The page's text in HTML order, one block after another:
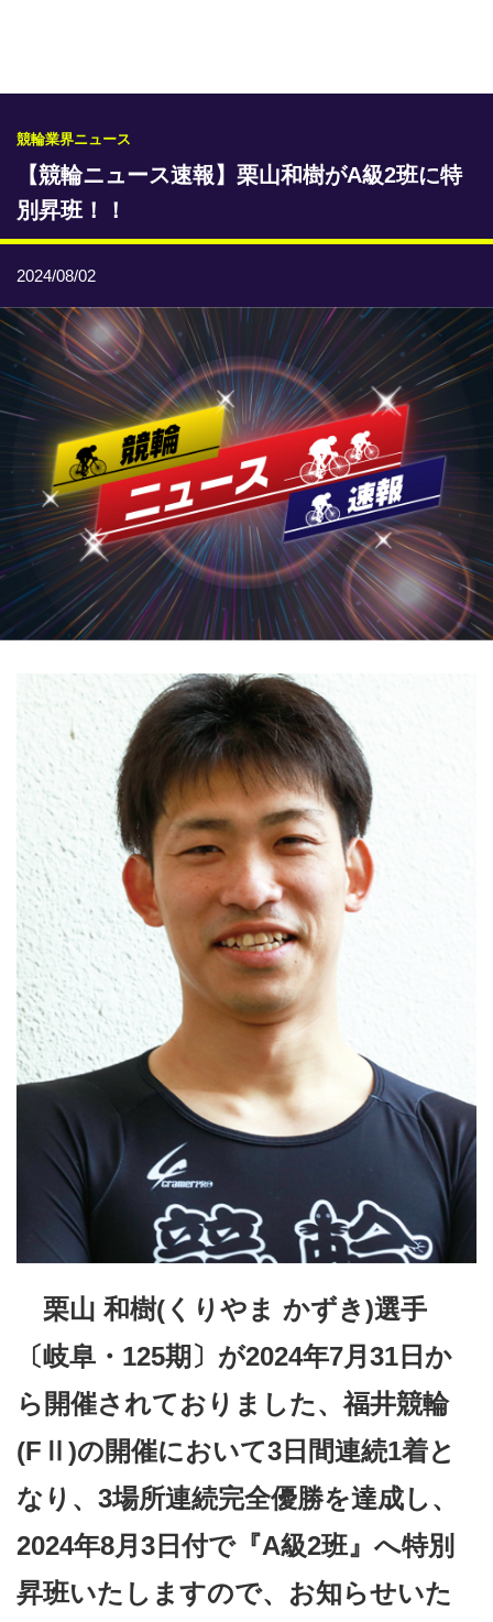
レース情報
本日のおすすめレース
年間開催予定表
トリマクリオリジナル予想
トリマクリコラム
お知らせ
番記者とくダネ！
選手ランキング
競輪場ガイド
記者紹介
運営会社概要
ご意見をお聞かせください
お問い合わせ
支払い方法、ポイント利用規約
車券は20歳になってから・のめり込む不安のある方のご相
談
よくある質問
競輪業界ニュース
【競輪ニュース速報】栗山和樹がA級2班に特
別昇班！！
2024/08/02
栗山 和樹(くりやま かずき)選手
〔岐阜・125期〕が2024年7月31日か
ら開催されておりました、福井競輪
(FⅡ)の開催において3日間連続1着と
なり、3場所連続完全優勝を達成し、
2024年8月3日付で『A級2班』へ特別
昇班いたしますので、お知らせいた